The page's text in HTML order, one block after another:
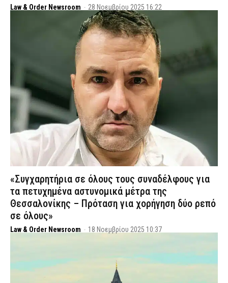
Law & Order Newsroom - 28 Νοεμβρίου 2025 16:22
«Συγχαρητήρια σε όλους τους συναδέλφους για
τα πετυχημένα αστυνομικά μέτρα της
Θεσσαλονίκης – Πρόταση για χορήγηση δύο ρεπό
σε όλους»
Law & Order Newsroom - 18 Νοεμβρίου 2025 10:37